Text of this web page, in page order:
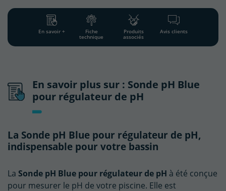
En savoir + Fiche
technique
Produits
associés
Avis clients
En savoir plus sur : Sonde pH Blue
pour régulateur de pH
La Sonde pH Blue pour régulateur de pH,
indispensable pour votre bassin
La Sonde pH Blue pour régulateur de pH à été conçue
pour mesurer le pH de votre piscine. Elle est